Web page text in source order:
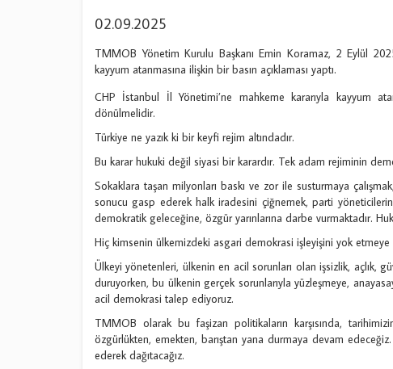
02.09.2025
TMMOB Yönetim Kurulu Başkanı Emin Koramaz, 2 Eylül
kayyum atanmasına ilişkin bir basın açıklaması yaptı.
CHP İstanbul İl Yönetimi’ne mahkeme kararıyla kayyum
dönülmelidir.
Türkiye ne yazık ki bir keyfi rejim altındadır.
Bu karar hukuki değil siyasi bir karardır. Tek adam rejiminin
Sokaklara taşan milyonları baskı ve zor ile susturmaya
sonucu gasp ederek halk iradesini çiğnemek, parti
demokratik geleceğine, özgür yarınlarına darbe vurmaktadır.
Hiç kimsenin ülkemizdeki asgari demokrasi işleyişini yok etmeye
Ülkeyi yönetenleri, ülkenin en acil sorunları olan işsizlik, açlık,
duruyorken, bu ülkenin gerçek sorunlarıyla yüzleşmeye,
acil demokrasi talep ediyoruz.
TMMOB olarak bu faşizan politikaların karşısında,
özgürlükten, emekten, barıştan yana durmaya devam
ederek dağıtacağız.